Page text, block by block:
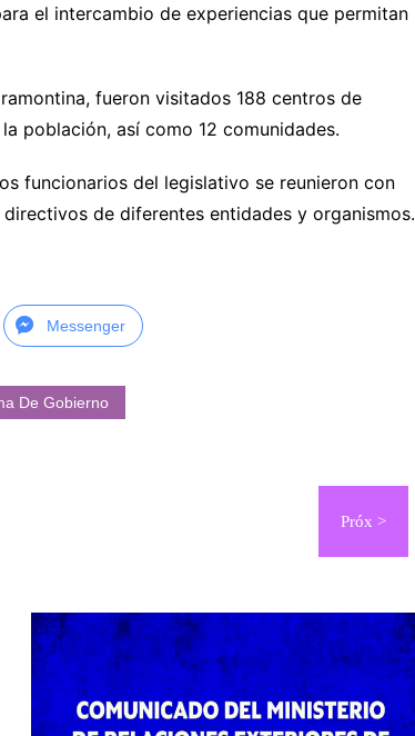
el intercambio de experiencias que permitan
fueron visitados 188 centros de
población, así como 12 comunidades.
funcionarios del legislativo se reunieron con
de diferentes entidades y organismos.
Messenger
De Gobierno